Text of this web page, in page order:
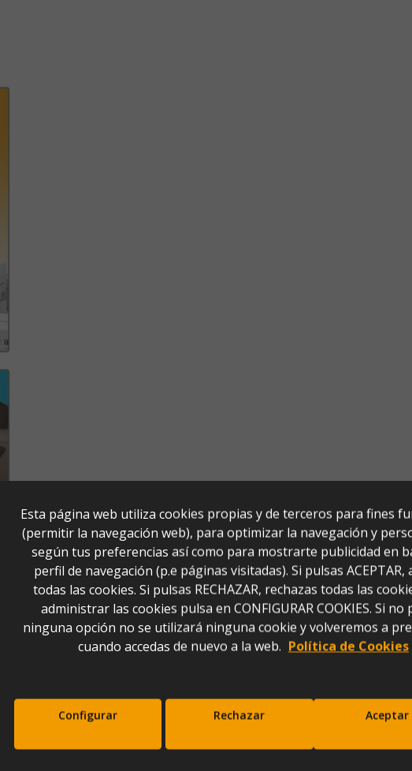
Maceteros con Luz
diseñado y fabricado en España, garantizando una calidad excepcional
Esta página web utiliza cookies propias y de terceros para fines
(permitir la navegación web), para optimizar la navegación y
según tus preferencias así como para mostrarte publicidad en
perfil de navegación (p.e páginas visitadas). Si pulsas ACEPTAR,
todas las cookies. Si pulsas RECHAZAR, rechazas todas las
administrar las cookies pulsa en CONFIGURAR COOKIES. Si no
ninguna opción no se utilizará ninguna cookie y volveremos a
cuando accedas de nuevo a la web. Política de Cookies
Configurar Rechazar Aceptar